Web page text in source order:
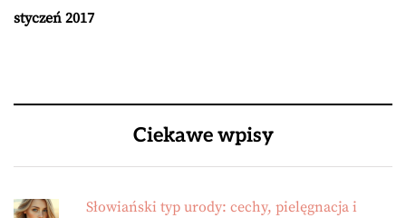
styczeń 2017
Ciekawe wpisy
Słowiański typ urody: cechy, pielęgnacja i